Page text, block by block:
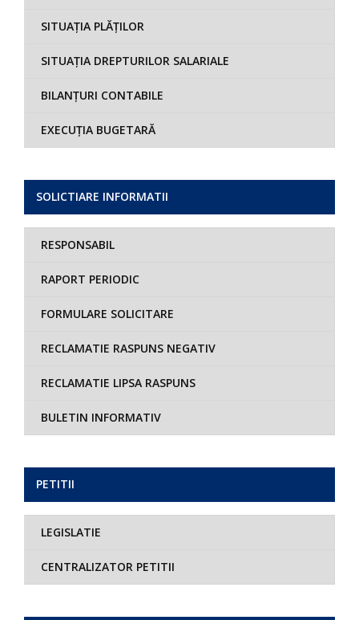
SITUAȚIA PLĂȚILOR
SITUAȚIA DREPTURILOR SALARIALE
BILANȚURI CONTABILE
EXECUȚIA BUGETARĂ
SOLICTIARE INFORMATII
RESPONSABIL
RAPORT PERIODIC
FORMULARE SOLICITARE
RECLAMATIE RASPUNS NEGATIV
RECLAMATIE LIPSA RASPUNS
BULETIN INFORMATIV
PETITII
LEGISLATIE
CENTRALIZATOR PETITII